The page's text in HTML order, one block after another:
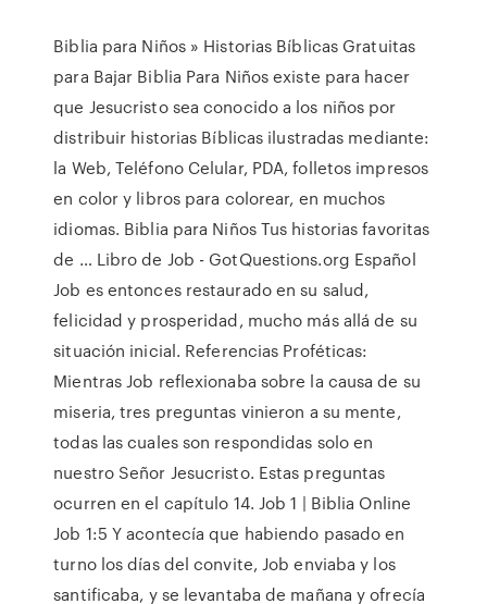
Biblia para Niños » Historias Bíblicas Gratuitas
para Bajar Biblia Para Niños existe para hacer
que Jesucristo sea conocido a los niños por
distribuir historias Bíblicas ilustradas mediante:
la Web, Teléfono Celular, PDA, folletos impresos
en color y libros para colorear, en muchos
idiomas. Biblia para Niños Tus historias favoritas
de … Libro de Job - GotQuestions.org Español
Job es entonces restaurado en su salud,
felicidad y prosperidad, mucho más allá de su
situación inicial. Referencias Proféticas:
Mientras Job reflexionaba sobre la causa de su
miseria, tres preguntas vinieron a su mente,
todas las cuales son respondidas solo en
nuestro Señor Jesucristo. Estas preguntas
ocurren en el capítulo 14. Job 1 | Biblia Online
Job 1:5 Y acontecía que habiendo pasado en
turno los días del convite, Job enviaba y los
santificaba, y se levantaba de mañana y ofrecía